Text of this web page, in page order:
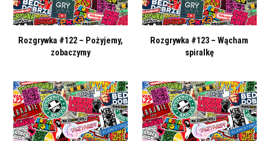
Rozgrywka #122 – Pożyjemy,
zobaczymy
Rozgrywka #123 – Wącham
spiralkę